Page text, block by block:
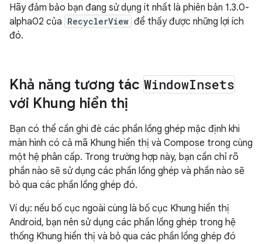
Hãy đảm bảo bạn đang sử dụng ít nhất là phiên bản 1.3.0-
alpha02 của RecyclerView để thấy được những lợi ích
đó.
Khả năng tương tác WindowInsets
với Khung hiển thị
Bạn có thể cần ghi đè các phần lồng ghép mặc định khi
màn hình có cả mã Khung hiển thị và Compose trong cùng
một hệ phân cấp. Trong trường hợp này, bạn cần chỉ rõ
phần nào sẽ sử dụng các phần lồng ghép và phần nào sẽ
bỏ qua các phần lồng ghép đó.
Ví dụ: nếu bố cục ngoài cùng là bố cục Khung hiển thị
Android, bạn nên sử dụng các phần lồng ghép trong hệ
thống Khung hiển thị và bỏ qua các phần lồng ghép đó